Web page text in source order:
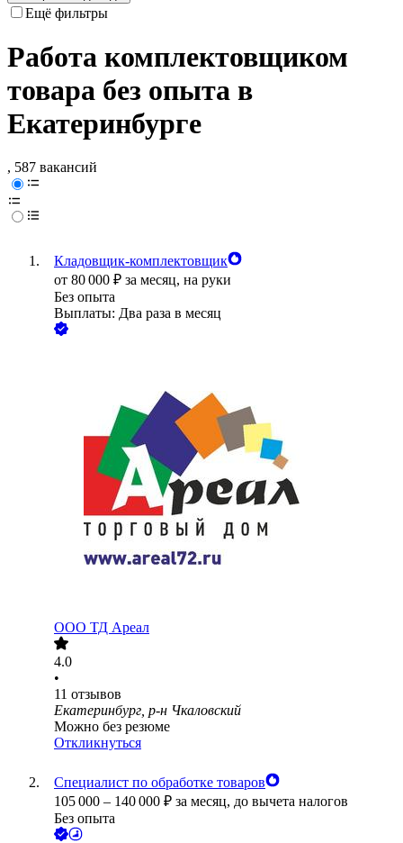
Ещё фильтры
Работа комплектовщиком
товара без опыта в
Екатеринбурге
, 587 вакансий
Кладовщик-комплектовщик
от 80 000 ₽ за месяц, на руки
Без опыта
Выплаты: Два раза в месяц
ООО ТД Ареал
4.0
•
11 отзывов
Екатеринбург, р-н Чкаловский
Можно без резюме
Откликнуться
Специалист по обработке товаров
105 000 – 140 000 ₽ за месяц, до вычета налогов
Без опыта